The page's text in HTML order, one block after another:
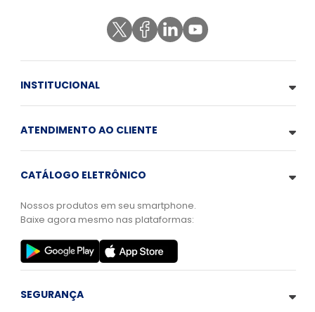
INSTITUCIONAL
ATENDIMENTO AO CLIENTE
CATÁLOGO ELETRÔNICO
Nossos produtos em seu smartphone.
Baixe agora mesmo nas plataformas:
SEGURANÇA